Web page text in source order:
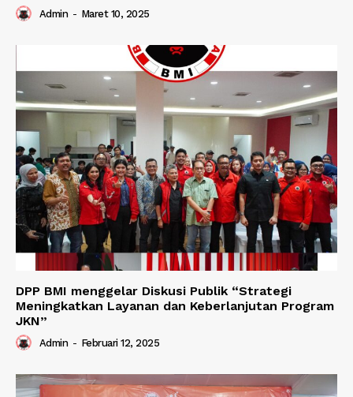
Admin - Maret 10, 2025
DPP BMI menggelar Diskusi Publik “Strategi
Meningkatkan Layanan dan Keberlanjutan Program
JKN”
Admin - Februari 12, 2025